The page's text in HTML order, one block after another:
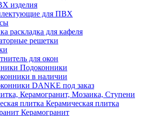
изделия
для ПВХ
раскладка для кафеля
решетки
для окон
Подоконники
в наличии
DANKE под заказ
Керамогранит, Мозаика, Ступени
Керамическая плитка
Керамогранит